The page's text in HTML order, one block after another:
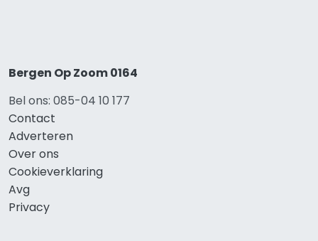
Bergen Op Zoom 0164
Bel ons: 085-04 10 177
Contact
Adverteren
Over ons
Cookieverklaring
Avg
Privacy